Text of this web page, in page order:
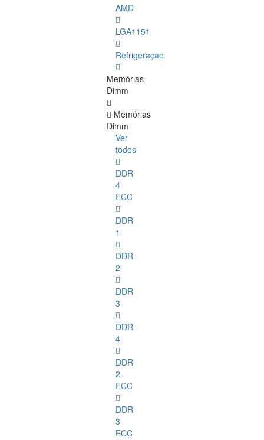
AMD
LGA1151
Refrigeração
Memórias
Dimm
Memórias
Dimm
Ver
todos
DDR
4
ECC
DDR
1
DDR
2
DDR
3
DDR
4
DDR
2
ECC
DDR
3
ECC